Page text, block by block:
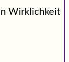
Wirklichkeit